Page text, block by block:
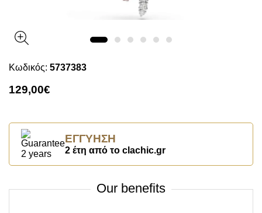
Κωδικός: 5737383
129,00€
ΕΓΓΎΗΣΗ
2 έτη από το clachic.gr
Our benefits